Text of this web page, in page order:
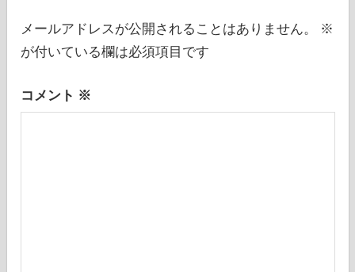
ョ
メールアドレスが公開されることはありません。
※
が付いている欄は必須項目です
コメント ※